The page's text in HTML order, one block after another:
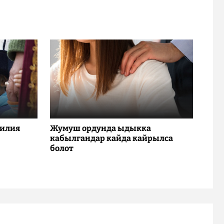
Жумуш ордунда ыдыкка
кабылгандар кайда кайрылса
болот